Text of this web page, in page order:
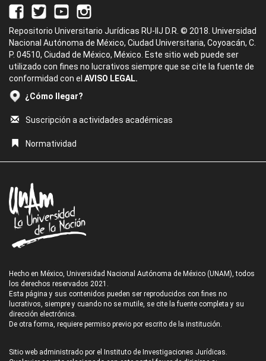
Repositorio Universitario Jurídicas RU-IIJ D.R. © 2018. Universidad
Nacional Autónoma de México, Ciudad Universitaria, Coyoacán, C.
P. 04510, Ciudad de México, México. Este sitio web puede ser
utilizado con fines no lucrativos siempre que se cite la fuente de
conformidad con el AVISO LEGAL.
¿Cómo llegar?
Suscripción a actividades académicas
Normatividad
Hecho en México, Universidad Nacional Autónoma de México (UNAM), todos
los derechos reservados 2021.
Esta página y sus contenidos pueden ser reproducidos con fines no
lucrativos, siempre y cuando no se mutile, se cite la fuente completa y su
dirección electrónica.
De otra forma, requiere permiso previo por escrito de la institución.
Sitio web administrado por el Instituto de Investigaciones Jurídicas.